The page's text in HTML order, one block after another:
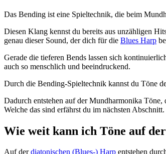
Das Bending ist eine Spieltechnik, die beim
Diesen Klang kennst du bereits aus unzähligen
genau dieser Sound, der dich für die Blues Harp
Gerade die tieferen Bends lassen sich
auch so menschlich und beeindruckend.
Durch die Bending-Spieltechnik kannst du Töne
Dadurch entstehen auf der Mundharmonika
Welche das sind erfährst du im nächsten Abschnitt.
Wie weit kann ich Töne auf
Auf derdiatonischen (Blues-) Harp entstehen